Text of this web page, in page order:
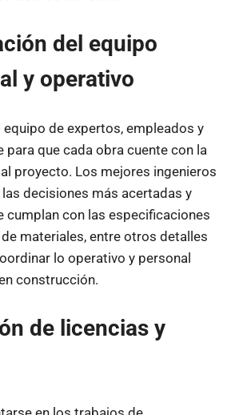
del equipo
y operativo
equipo de expertos, empleados y
para que cada obra cuente con la
proyecto. Los mejores ingenieros
decisiones más acertadas y
cumplan con las especificaciones
materiales, entre otros detalles
lo operativo y personal
construcción.
de licencias y